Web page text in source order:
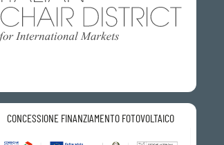
CONCESSIONE FINANZIAMENTO FOTOVOLTAICO